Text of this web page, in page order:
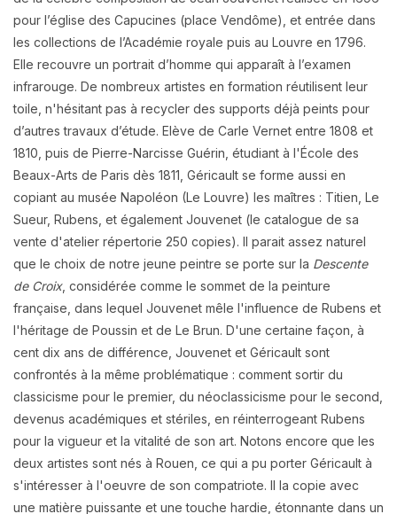
pour l’église des Capucines (place Vendôme), et entrée dans
les collections de l’Académie royale puis au Louvre en 1796.
Elle recouvre un portrait d’homme qui apparaît à l’examen
infrarouge. De nombreux artistes en formation réutilisent leur
toile, n'hésitant pas à recycler des supports déjà peints pour
d’autres travaux d’étude. Elève de Carle Vernet entre 1808 et
1810, puis de Pierre-Narcisse Guérin, étudiant à l'École des
Beaux-Arts de Paris dès 1811, Géricault se forme aussi en
copiant au musée Napoléon (Le Louvre) les maîtres : Titien, Le
Sueur, Rubens, et également Jouvenet (le catalogue de sa
vente d'atelier répertorie 250 copies). Il parait assez naturel
que le choix de notre jeune peintre se porte sur la Descente
de Croix, considérée comme le sommet de la peinture
française, dans lequel Jouvenet mêle l'influence de Rubens et
l'héritage de Poussin et de Le Brun. D'une certaine façon, à
cent dix ans de différence, Jouvenet et Géricault sont
confrontés à la même problématique : comment sortir du
classicisme pour le premier, du néoclassicisme pour le second,
devenus académiques et stériles, en réinterrogeant Rubens
pour la vigueur et la vitalité de son art. Notons encore que les
deux artistes sont nés à Rouen, ce qui a pu porter Géricault à
s'intéresser à l'oeuvre de son compatriote. Il la copie avec
une matière puissante et une touche hardie, étonnante dans un